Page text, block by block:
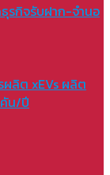
ธุรกิจรับฝาก-จำนอ
ผลิต xEVs ผลิต
น/ปี